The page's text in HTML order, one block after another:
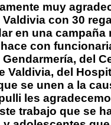
muy
con 30
en una campaña
con
del
Valdivia, del
se unen a la
les
trabajo que se